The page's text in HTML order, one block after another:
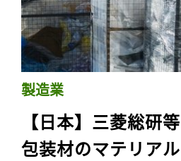
製造業
【日本】三菱総研
包装材のマテリア